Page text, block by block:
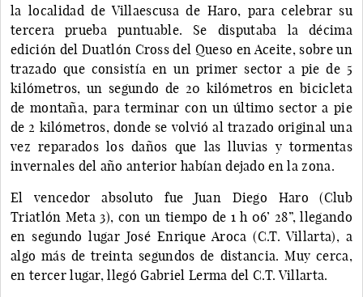
la localidad de Villaescusa de Haro, para celebrar su
tercera prueba puntuable. Se disputaba la décima
edición del Duatlón Cross del Queso en Aceite, sobre un
trazado que consistía en un primer sector a pie de 5
kilómetros, un segundo de 20 kilómetros en bicicleta
de montaña, para terminar con un último sector a pie
de 2 kilómetros, donde se volvió al trazado original una
vez reparados los daños que las lluvias y tormentas
invernales del año anterior habían dejado en la zona.
El vencedor absoluto fue Juan Diego Haro (Club
Triatlón Meta 3), con un tiempo de 1 h 06’ 28”, llegando
en segundo lugar José Enrique Aroca (C.T. Villarta), a
algo más de treinta segundos de distancia. Muy cerca,
en tercer lugar, llegó Gabriel Lerma del C.T. Villarta.